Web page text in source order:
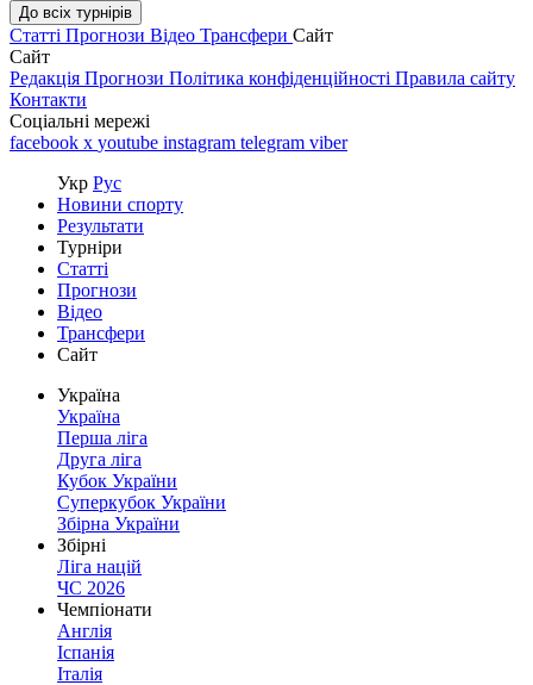
До всіх турнірів
Статті Прогнози Відео Трансфери Сайт
Сайт
Редакція Прогнози Політика конфіденційності Правила сайту
Контакти
Соціальні мережі
facebook x youtube instagram telegram viber
Укр Рус
Новини спорту
Результати
Турніри
Статті
Прогнози
Відео
Трансфери
Сайт
Україна
Україна
Перша ліга
Друга ліга
Кубок України
Суперкубок України
Збірна України
Збірні
Ліга націй
ЧС 2026
Чемпіонати
Англія
Іспанія
Італія